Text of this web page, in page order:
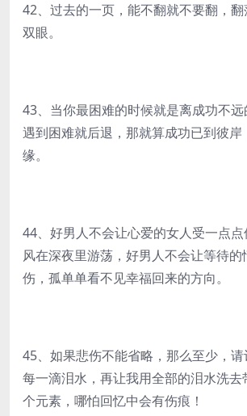
42、过去的一页，能不翻就不要翻，
双眼。
43、当你最困难的时候就是离成功不
遇到困难就后退，那就算成功已到彼
缘。
44、好男人不会让心爱的女人受一点
风在深夜里游荡，好男人不会让等待的
伤，孤单单看不见幸福回来的方向。
45、如果悲伤不能省略，那么至少，
每一滴泪水，再让我用全部的泪水洗去
个元素，哪怕回忆中会有伤痕！